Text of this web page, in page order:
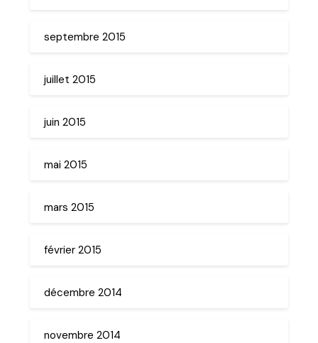
septembre 2015
juillet 2015
juin 2015
mai 2015
mars 2015
février 2015
décembre 2014
novembre 2014